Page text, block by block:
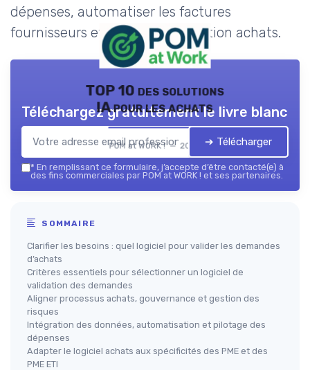
dépenses, automatiser les factures
fournisseurs et optimiser la gestion achats.
TOP 10 des solutions
IA pour les achats
POM at WORK ! — 2026
Téléchargez gratuitement le livre blanc
➔ Télécharger
* En remplissant ce formulaire, j’accepte d’être contacté(e) à
des fins commerciales par POM at WORK ! et ses partenaires.
SOMMAIRE
Clarifier les besoins : quel logiciel pour valider les demandes
d’achats
Critères essentiels pour sélectionner un logiciel de
validation des demandes
Aligner processus achats, gouvernance et gestion des
risques
Intégration des données, automatisation et pilotage des
dépenses
Adapter le logiciel achats aux spécificités des PME et des
PME ETI